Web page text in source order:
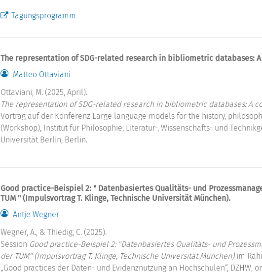
Tagungsprogramm
The representation of SDG-related research in bibliometric databases:
Matteo Ottaviani
Ottaviani, M. (2025, April).
The representation of SDG-related research in bibliometric databases: A
Vortrag auf der Konferenz Large language models for the history,
(Workshop), Institut für Philosophie, Literatur-, Wissenschafts- und
Universität Berlin, Berlin.
Good practice-Beispiel 2: " Datenbasiertes Qualitäts- und
TUM " (Impulsvortrag T. Klinge, Technische Universität München).
Antje Wegner
Wegner, A., & Thiedig, C. (2025).
Session Good practice-Beispiel 2: "Datenbasiertes Qualitäts- und
der TUM" (Impulsvortrag T. Klinge, Technische Universität München)im
„Good practices der Daten- und Evidenznutzung an Hochschulen“, DZHW,